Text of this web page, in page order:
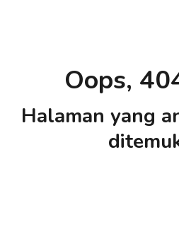
Oops,
Halaman yang